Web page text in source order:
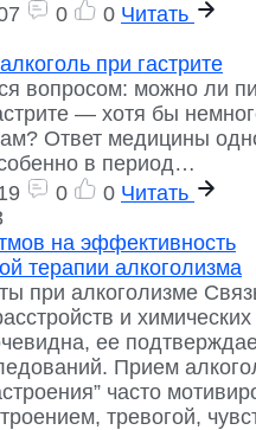
0 0 Читать
при гастрите
вопросом: можно ли
— хотя бы
Ответ медицины
в период…
0 0 Читать
на эффективность
терапии алкоголизма
при алкоголизме
и химических
ее
Прием
часто
тревогой,